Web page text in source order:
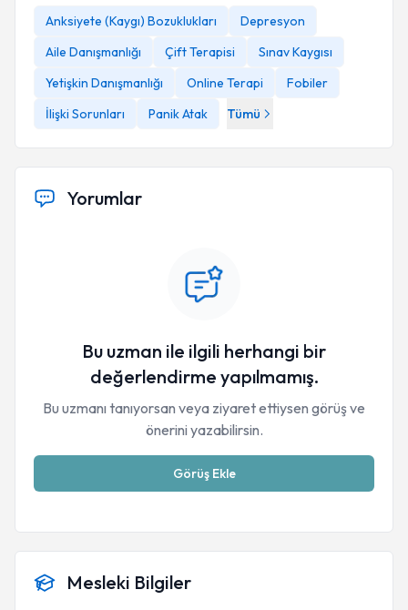
Anksiyete (Kaygı) Bozuklukları
Depresyon
Aile Danışmanlığı
Çift Terapisi
Sınav Kaygısı
Yetişkin Danışmanlığı
Online Terapi
Fobiler
İlişki Sorunları
Panik Atak Tümü
Yorumlar
Bu uzman ile ilgili herhangi bir
değerlendirme yapılmamış.
Bu uzmanı tanıyorsan veya ziyaret ettiysen görüş ve
önerini yazabilirsin.
Görüş Ekle
Mesleki Bilgiler